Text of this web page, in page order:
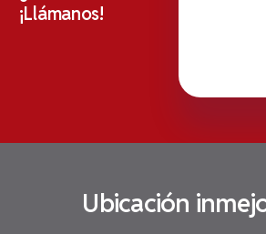
¡Llámanos!
Ubicación